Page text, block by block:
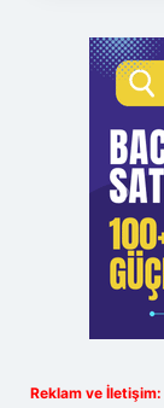
Reklam ve İletişim: